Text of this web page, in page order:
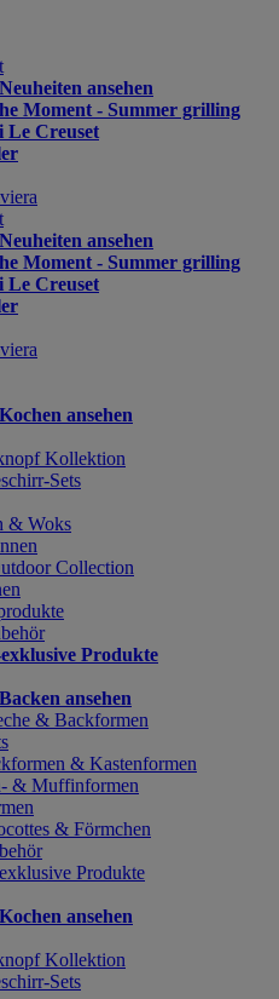
ansehen
Moment - Summer grilling
Le Creuset
ansehen
Moment - Summer grilling
Le Creuset
ansehen
Kollektion
Sets
& Woks
Collection
Produkte
ansehen
& Backformen
& Kastenformen
& Muffinformen
& Förmchen
Produkte
ansehen
Kollektion
Sets